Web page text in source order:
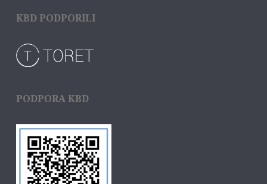
KBD PODPORILI
PODPORA KBD